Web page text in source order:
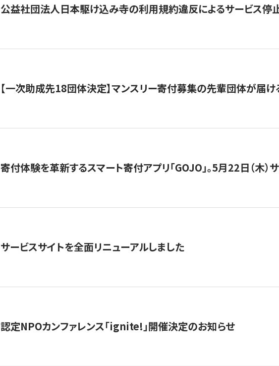
公益社団法人日本駆け込み寺の利用規約違反によるサービス停
【一次助成先18団体決定】マンスリー寄付募集の先輩団体が届
寄付体験を革新するスマート寄付アプリ「GOJO」。5月22日（木）
サービスサイトを全面リニューアルしました
認定NPOカンファレンス「ignite!」開催決定のお知らせ